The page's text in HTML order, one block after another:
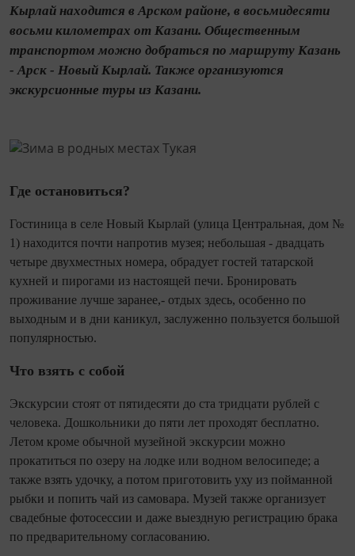
Кырлай находится в Арском районе, в восьмидесяти
восьми километрах от Казани. Общественным
транспортом можно добраться по маршруту Ка­зань
- Арск - Новый Кырлай. Также организуются
экскурсионные туры из Казани.
Где остановиться?
Гостиница в селе Новый Кырлай (улица Центральная, дом №
1) находится по­чти напротив музея; небольшая - два­дцать
четыре двухместных номера, обрадует гостей татарской
кухней и пирогами из настоящей печи. Бронировать
проживание лучше заранее,- отдых здесь, особенно по
выходным и в дни каникул, заслуженно пользуется большой
популярностью.
Что взять с собой
Экскурсии стоят от пятидесяти до ста три­дцати руб­лей с
человека. Дошкольники до пяти лет проходят бесплатно.
Летом кроме обычной музейной экскурсии можно
прокатиться по озеру на лодке или водном велосипеде; а
также взять удочку, а потом приготовить уху из пойманной
рыбки и попить чай из самовара. Музей также организует
свадебные фотосессии и даже выездную регистрацию брака
по предварительному согласованию.